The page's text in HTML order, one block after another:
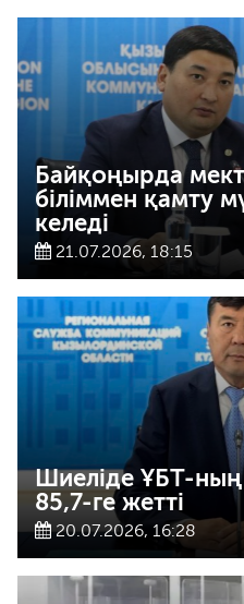
Байқоңырда
біліммен қамту
келеді
21.07.2026, 18:15
Шиеліде ҰБТ-
85,7-ге жетті
20.07.2026, 16:28